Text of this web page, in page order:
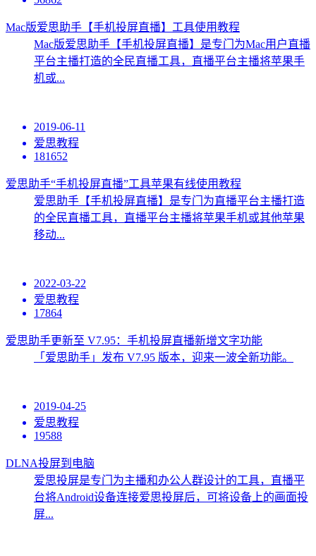
Mac版爱思助手【手机投屏直播】工具使用教程
Mac版爱思助手【手机投屏直播】是专门为Mac用户直播
平台主播打造的全民直播工具，直播平台主播将苹果手
机或...
2019-06-11
爱思教程
181652
爱思助手“手机投屏直播”工具苹果有线使用教程
爱思助手【手机投屏直播】是专门为直播平台主播打造
的全民直播工具，直播平台主播将苹果手机或其他苹果
移动...
2022-03-22
爱思教程
17864
爱思助手更新至 V7.95：手机投屏直播新增文字功能
「爱思助手」发布 V7.95 版本，迎来一波全新功能。
2019-04-25
爱思教程
19588
DLNA投屏到电脑
爱思投屏是专门为主播和办公人群设计的工具，直播平
台将Android设备连接爱思投屏后，可将设备上的画面投
屏...